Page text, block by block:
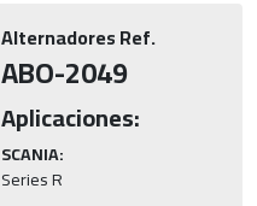
Alternadores Ref.
ABO-2049
Aplicaciones:
SCANIA:
Series R